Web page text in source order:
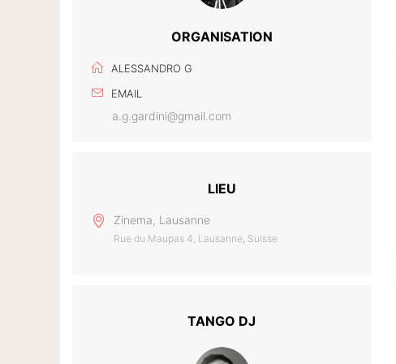
ORGANISATION
ALESSANDRO G
EMAIL
a.g.gardini@gmail.com
LIEU
Zinema, Lausanne
Rue du Maupas 4, Lausanne, Suisse
TANGO DJ